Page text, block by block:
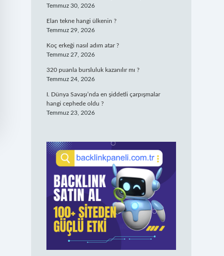
Temmuz 30, 2026
Elan tekne hangi ülkenin ?
Temmuz 29, 2026
Koç erkeği nasıl adım atar ?
Temmuz 27, 2026
320 puanla bursluluk kazanılır mı ?
Temmuz 24, 2026
I. Dünya Savaşı’nda en şiddetli çarpışmalar
hangi cephede oldu ?
Temmuz 23, 2026